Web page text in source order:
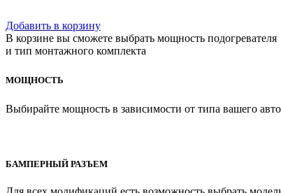
Добавить в корзину
В корзине вы сможете выбрать мощность подогревателя
и тип монтажного комплекта
МОЩНОСТЬ
Выбирайте мощность в зависимости от типа вашего
БАМПЕРНЫЙ РАЗЪЕМ